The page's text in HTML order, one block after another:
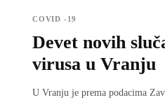
COVID -19
Devet novih
virusa u Vranju
U Vranju je prema podacima